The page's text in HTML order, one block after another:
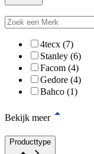
4tecx (7)
Stanley (6)
Facom (4)
Gedore (4)
Bahco (1)
Bekijk meer
Producttype